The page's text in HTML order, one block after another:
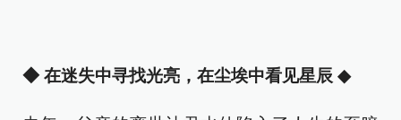
◆ 在迷失中寻找光亮，在尘埃中看见星辰 ◆